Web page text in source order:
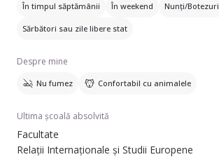
În timpul săptămânii În weekend Nunți/Botezuri
Sărbători sau zile libere stat
Despre mine
Nu fumez Confortabil cu animalele
Ultima școală absolvită
Facultate
Relații Internaționale și Studii Europene